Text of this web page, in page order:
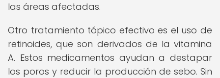
las áreas afectadas.
Otro tratamiento tópico efectivo es el uso de
retinoides, que son derivados de la vitamina
A. Estos medicamentos ayudan a destapar
los poros y reducir la producción de sebo. Sin